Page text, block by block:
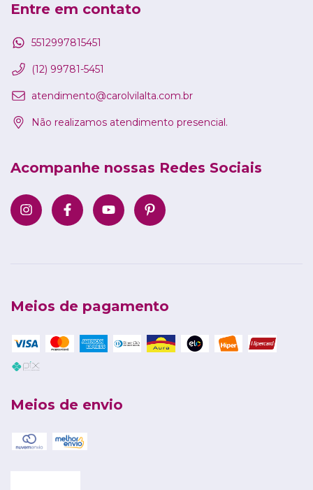
Entre em contato
5512997815451
(12) 99781-5451
atendimento@carolvilalta.com.br
Não realizamos atendimento presencial.
Acompanhe nossas Redes Sociais
Meios de pagamento
Meios de envio